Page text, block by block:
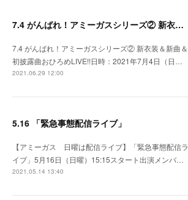
7.4 がんばれ！アミーガスシリーズ② 新衣装＆新曲＆初披露曲おひろめLIVE!!
7.4 がんばれ！アミーガスシリーズ② 新衣装＆新曲＆
初披露曲おひろめLIVE!!日時：2021年7月4日（日…
2021.06.29 12:00
5.16 「緊急事態配信ライブ」
【アミーガス 日曜は配信ライブ】「緊急事態配信ラ
イブ」5月16日（日曜）15:15スタート出演メンバ…
2021.05.14 13:40